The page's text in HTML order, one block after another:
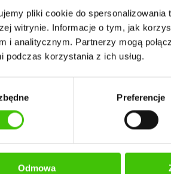
pliki cookie do
witrynie. Informacje o tym, jak
i analitycznym. Partnerzy mogą
podczas korzystania z ich usług.
Preferencje
Odmowa